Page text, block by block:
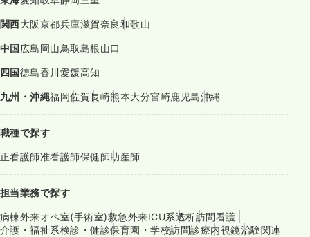
関西大阪京都兵庫滋賀奈良和歌山
中国広島岡山鳥取島根山口
四国徳島香川愛媛高知
九州・沖縄福岡佐賀長崎熊本大分宮崎鹿児島沖縄
職種で探す
正看護師准看護師保健師助産師
担当業務で探す
病棟外来オペ室(手術室)救急外来ICU系透析訪問看護
介護・福祉系検診・健診保育園・学校訪問診療内視鏡治験関連